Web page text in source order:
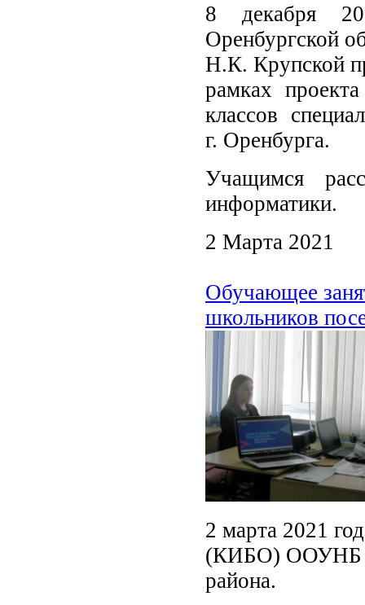
8 декабря
Оренбургской
Н.К. Крупской
рамках
классов
г. Оренбурга.
Учащимся
информатики.
2 Марта 2021
Обучающее
школьников
2 марта 2021
(КИБО) ООУНБ
района.